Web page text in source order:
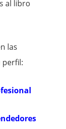
al libro
las
perfil: